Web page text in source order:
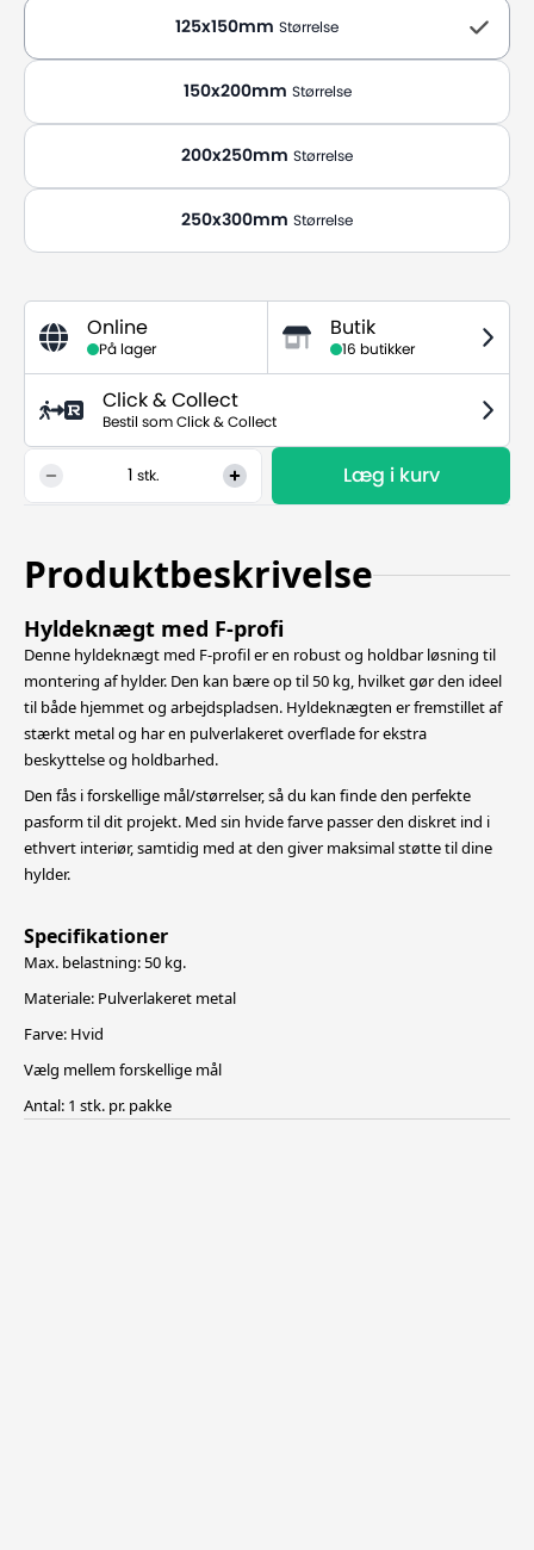
125x150mm Størrelse
150x200mm Størrelse
200x250mm Størrelse
250x300mm Størrelse
Online
På lager
Butik
16 butikker
Click & Collect
Bestil som Click & Collect
stk. Læg i kurv
Produktbeskrivelse
Hyldeknægt med F-profi
Denne hyldeknægt med F-profil er en robust og holdbar løsning til
montering af hylder. Den kan bære op til 50 kg, hvilket gør den ideel
til både hjemmet og arbejdspladsen. Hyldeknægten er fremstillet af
stærkt metal og har en pulverlakeret overflade for ekstra
beskyttelse og holdbarhed.
Den fås i forskellige mål/størrelser, så du kan finde den perfekte
pasform til dit projekt. Med sin hvide farve passer den diskret ind i
ethvert interiør, samtidig med at den giver maksimal støtte til dine
hylder.
Specifikationer
Max. belastning: 50 kg.
Materiale: Pulverlakeret metal
Farve: Hvid
Vælg mellem forskellige mål
Antal: 1 stk. pr. pakke